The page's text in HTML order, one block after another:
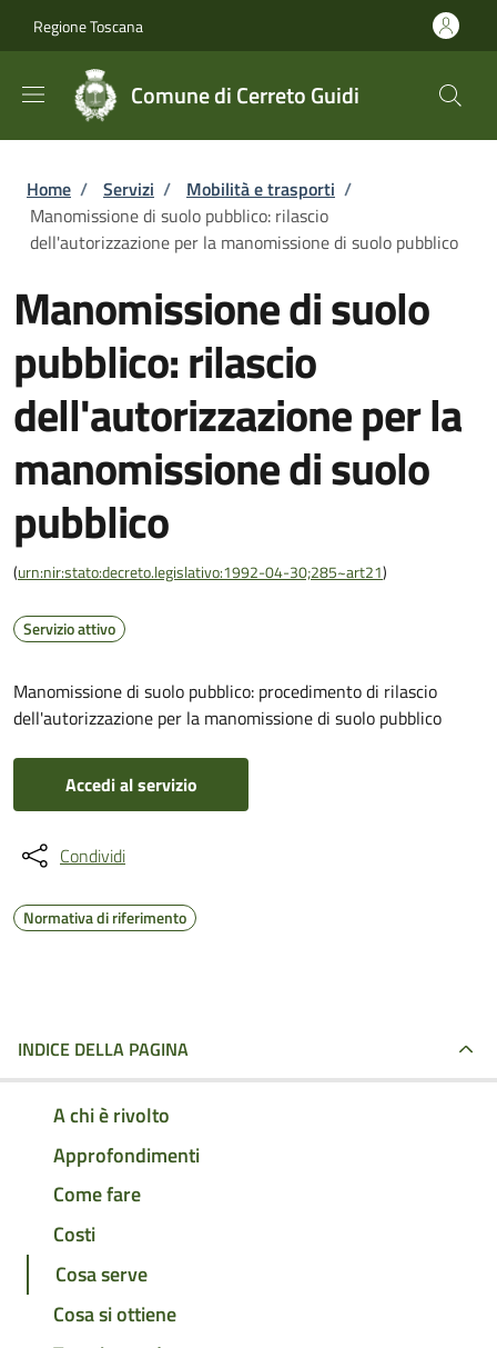
Regione Toscana
Comune di Cerreto Guidi
Briciole di pane
Home / Servizi / Mobilità e trasporti /
Manomissione di suolo pubblico: rilascio
dell'autorizzazione per la manomissione di suolo pubblico
Manomissione di suolo
pubblico: rilascio
dell'autorizzazione per la
manomissione di suolo
pubblico
(urn:nir:stato:decreto.legislativo:1992-04-30;285~art21)
Servizio attivo
Manomissione di suolo pubblico: procedimento di rilascio
dell'autorizzazione per la manomissione di suolo pubblico
Accedi al servizio
Condividi
Normativa di riferimento
INDICE DELLA PAGINA
A chi è rivolto
Approfondimenti
Come fare
Costi
Cosa serve
Cosa si ottiene